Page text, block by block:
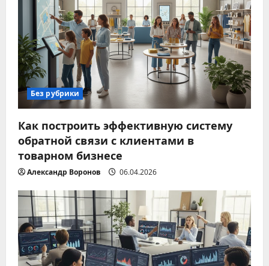
Без рубрики
Как построить эффективную систему
обратной связи с клиентами в
товарном бизнесе
Александр Воронов 06.04.2026